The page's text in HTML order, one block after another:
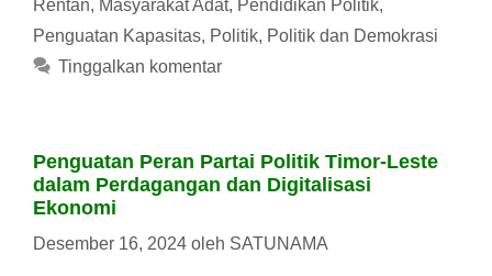
Rentan, Masyarakat Adat, Pendidikan Politik,
Penguatan Kapasitas, Politik, Politik dan Demokrasi
Tinggalkan komentar
Penguatan Peran Partai Politik Timor-Leste
dalam Perdagangan dan Digitalisasi
Ekonomi
Desember 16, 2024 oleh SATUNAMA